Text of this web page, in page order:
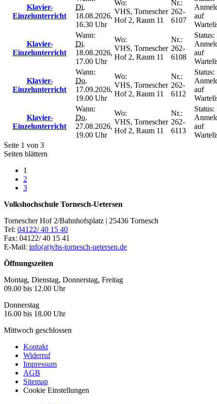
Klavier-
Einzelunterricht
Di.
18.08.2026,
16.30 Uhr
Wo:
VHS, Tornescher
Hof 2, Raum 11
Nr.:
262-
6107
auf
Klavier-
Einzelunterricht
Wann:
Di.
18.08.2026,
17.00 Uhr
Wo:
VHS, Tornescher
Hof 2, Raum 11
Nr.:
262-
6108
Status:
auf
Klavier-
Einzelunterricht
Wann:
Do.
17.09.2026,
19.00 Uhr
Wo:
VHS, Tornescher
Hof 2, Raum 11
Nr.:
262-
6112
Status:
auf
Klavier-
Einzelunterricht
Wann:
Do.
27.08.2026,
19.00 Uhr
Wo:
VHS, Tornescher
Hof 2, Raum 11
Nr.:
262-
6113
Status:
auf
Seite 1 von 3
Seiten blättern
1
2
3
Volkshochschule Tornesch-Uetersen
Tornescher Hof 2/Bahnhofsplatz | 25436 Tornesch
Tel: 04122/ 40 15 40
Fax: 04122/ 40 15 41
E-Mail: info(at)vhs-tornesch-uetersen.de
Öffnungszeiten
Montag, Dienstag, Donnerstag, Freitag
09.00 bis 12.00 Uhr
Donnerstag
16.00 bis 18.00 Uhr
Mittwoch geschlossen
Kontakt
Widerruf
Impressum
AGB
Sitemap
Cookie Einstellungen